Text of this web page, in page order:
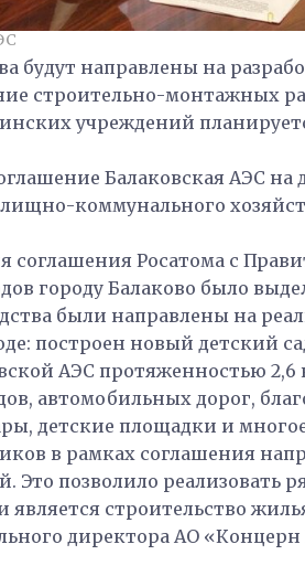
будут направлены на
строительно-монтажных
учреждений
Балаковская АЭС
коммунального
соглашения Росатома с
городу Балаково было
были направлены на
построен новый детский
АЭС протяженностью
автомобильных дорог,
детские площадки и многое
в рамках соглашения
Это позволило реализовать
является строительство
директора АО